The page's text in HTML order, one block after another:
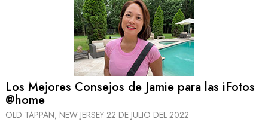
Los Mejores Consejos de Jamie para las iFotos
@home
OLD TAPPAN, NEW JERSEY 22 DE JULIO DEL 2022